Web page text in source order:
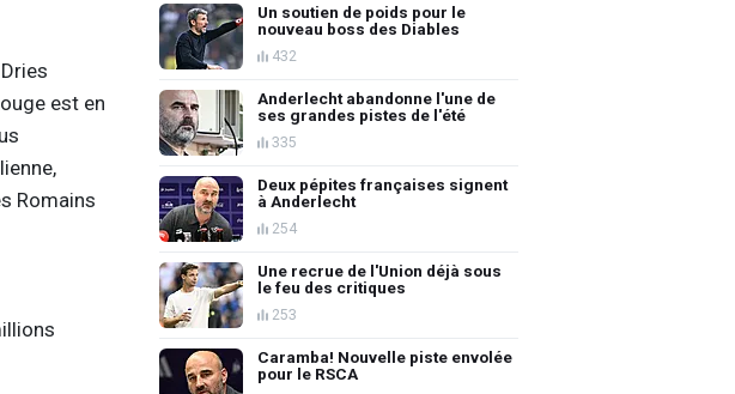
est en
Romains
Un soutien de poids pour le
nouveau boss des Diables
432
Anderlecht abandonne l'une de
ses grandes pistes de l'été
335
Deux pépites françaises signent
à Anderlecht
254
Une recrue de l'Union déjà sous
le feu des critiques
253
Caramba! Nouvelle piste envolée
pour le RSCA